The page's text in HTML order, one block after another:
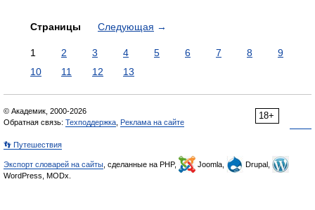
Страницы Следующая →
1 2 3 4 5 6 7 8
9
10
11 12 13
18+
© Академик, 2000-2026
Обратная связь: Техподдержка Реклама на сайте
👣 Путешествия
Экспорт словарей на сайты , сделанные на PHP, Joomla,
Drupal,
WordPress, MODx.